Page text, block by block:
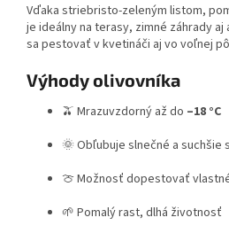
Vďaka striebristo-zeleným listom,
je ideálny na terasy, zimné záhrady
sa pestovať v kvetináči aj vo voľnej
Výhody olivovníka
🫒 Mrazuvzdorný až do –18 °C
🌞 Obľubuje slnečné a suchšie
🍈 Možnosť dopestovať
🌱 Pomalý rast, dlhá životnosť